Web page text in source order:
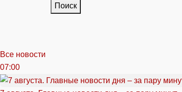
Поиск
Все новости
07:00